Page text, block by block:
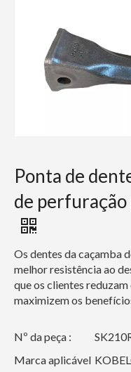
Ponta de
de perfuração
Os dentes da caçamba
melhor resistência ao
que os clientes
maximizem os
Nº da peça :
Marca aplicável